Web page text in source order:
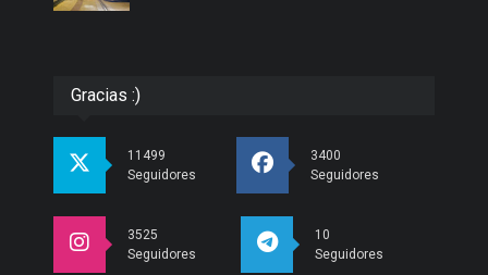
Gracias :)
11499
Seguidores
3400
Seguidores
3525
Seguidores
10
Seguidores